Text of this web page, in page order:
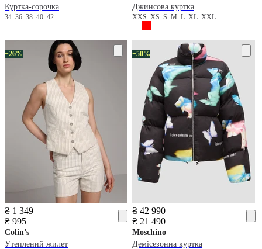
Куртка-сорочка
34 36 38 40 42
Джинсова куртка
XXSXSSMLXLXXL
−26%
₴ 1 349
₴ 995
Colin’s
Утеплений жилет
−50%
₴ 42 990
₴ 21 490
Moschino
Демісезонна куртка